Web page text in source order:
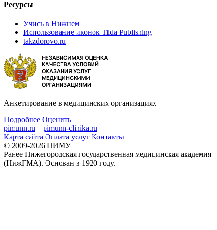
Ресурсы
Учись в Нижнем
Использование иконок Tilda Publishing
takzdorovo.ru
Анкетирование в медицинских организациях
Подробнее Оценить
pimunn.ru
pimunn-clinika.ru
Карта сайта Оплата услуг Контакты
© 2009-2026 ПИМУ
Ранее Нижегородская государственная медицинская академия
(НижГМА). Основан в 1920 году.